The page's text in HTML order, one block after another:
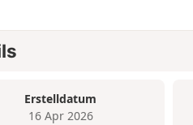
Erstelldatum
16 Apr 2026